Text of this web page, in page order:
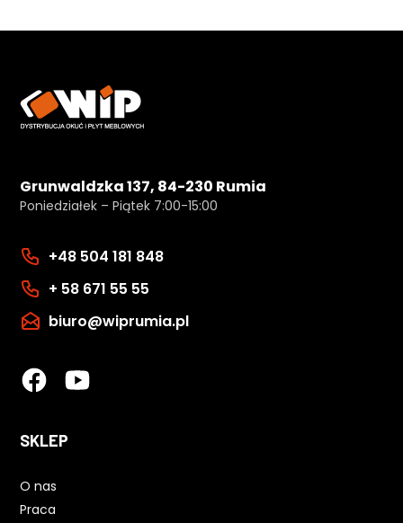
Grunwaldzka 137, 84-230 Rumia
Poniedziałek – Piątek 7:00-15:00
+48 504 181 848
+ 58 671 55 55
biuro@wiprumia.pl
SKLEP
O nas
Praca